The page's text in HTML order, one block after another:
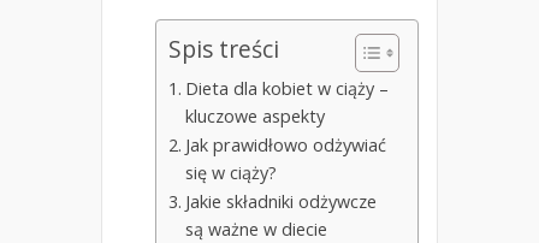
Spis treści
Dieta dla kobiet w ciąży –
kluczowe aspekty
Jak prawidłowo odżywiać
się w ciąży?
Jakie składniki odżywcze
są ważne w diecie